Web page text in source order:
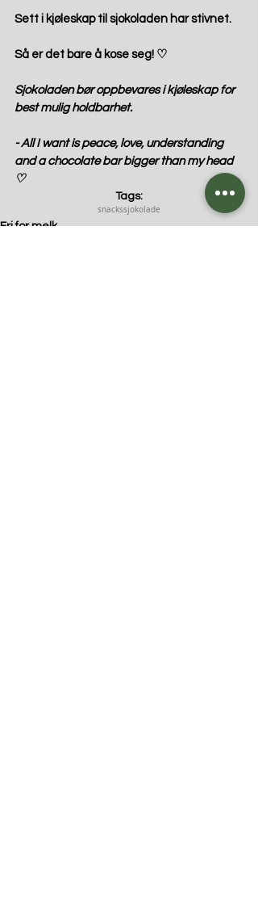
Sett i kjøleskap til sjokoladen har stivnet.
Så er det bare å kose seg! ♡
Sjokoladen bør oppbevares i kjøleskap for
best mulig holdbarhet.
- All I want is peace, love, understanding
and a chocolate bar bigger than my head
♡
Tags:
snackssjokolade
Fri for melk